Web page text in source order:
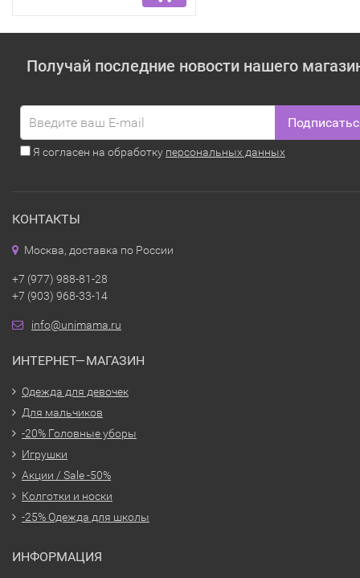
Получай последние новости нашего
Я согласен на обработку персональных данных
КОНТАКТЫ
Москва, доставка по России
+7 (977) 988-81-28
+7 (903) 968-33-14
info@unimama.ru
ИНТЕРНЕТ—МАГАЗИН
Одежда для девочек
Для мальчиков
-20% Головные уборы
Игрушки
Акции / Sale -50%
Колготки и носки
-25% Одежда для школы
ИНФОРМАЦИЯ